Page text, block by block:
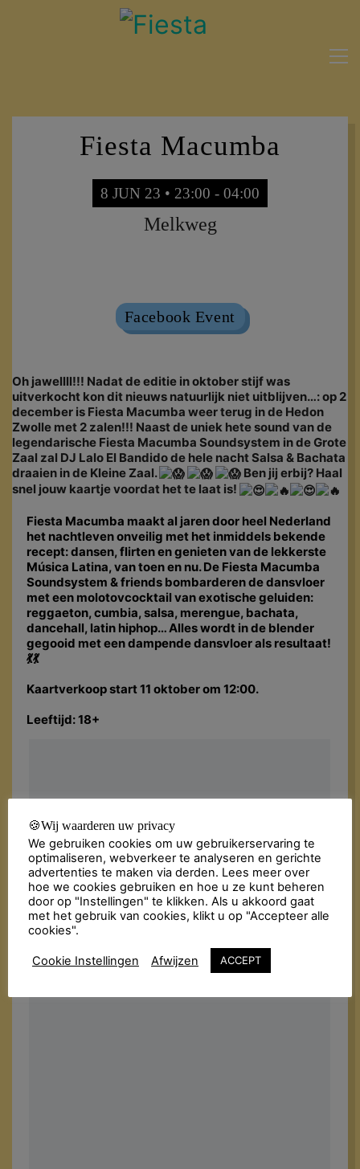
Fiesta Macumba
8 JUN 23 • 23:00 - 04:00
Melkweg
Facebook Event
Oh jawellll!!! Nadat de editie in oktober stijf was
uitverkocht kon dit nieuws natuurlijk niet uitblijven…: op 2
december is Fiesta Macumba weer terug in de Hedon
Zwolle met 2 zalen!!! Naast de uniek hete sound van de
legendarische Fiesta Macumba Soundsystem in de Grote
Zaal zal DJ Lalo El Bandido de hele nacht Salsa & Bachata
draaien in de Kleine Zaal.
Ben jij erbij? Haal
snel jouw kaartje voordat het te laat is!
Fiesta Macumba maakt al jaren door heel Nederland
het nachtleven onveilig met het inmiddels bekende
recept: dansen, flirten en genieten van de lekkerste
Música Latina, van toen en nu. De Fiesta Macumba
Soundsystem & friends bombarderen de dansvloer
met een molotovcocktail van exotische geluiden:
reggaeton, cumbia, salsa, merengue, bachata,
dancehall, latin hiphop… Alles wordt in de blender
gegooid met een dampende dansvloer als resultaat!
💃💃
Kaartverkoop start 11 oktober om 12:00.
Leeftijd: 18+
🍪Wij waarderen uw privacy
We gebruiken cookies om uw gebruikerservaring te
optimaliseren, webverkeer te analyseren en gerichte
advertenties te maken via derden. Lees meer over
hoe we cookies gebruiken en hoe u ze kunt beheren
door op "Instellingen" te klikken. Als u akkoord gaat
met het gebruik van cookies, klikt u op "Accepteer alle
cookies".
Cookie Instellingen Afwijzen ACCEPT